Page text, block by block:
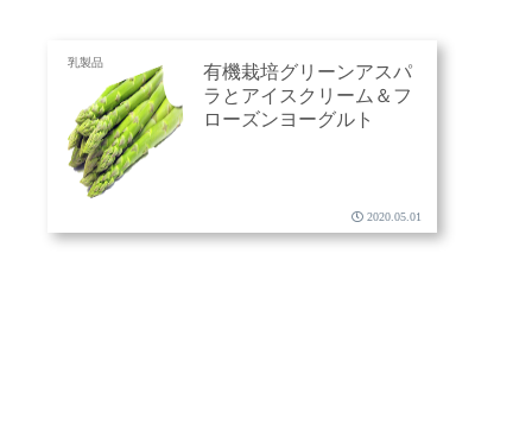
乳製品
有機栽培グリーンアスパ
ラとアイスクリーム＆フ
ローズンヨーグルト
2020.05.01